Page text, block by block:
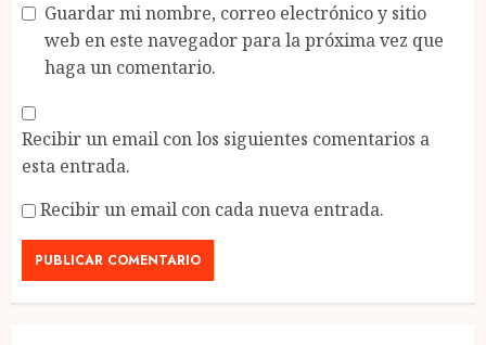
Guardar mi nombre, correo electrónico y sitio
web en este navegador para la próxima vez que
haga un comentario.
Recibir un email con los siguientes comentarios a
esta entrada.
Recibir un email con cada nueva entrada.